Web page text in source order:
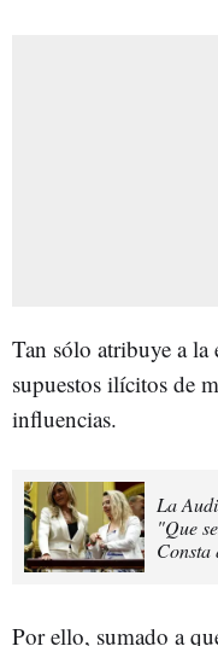
Tan sólo atribuye a la
supuestos ilícitos de
influencias.
La
"Que
Consta
Por ello, sumado a